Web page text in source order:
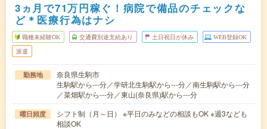
3ヵ月で71万円稼ぐ！病院で備品のチェックな
ど＊医療行為はナシ
職種未経験OK 交通費別途支給あり 土日祝日が休み WEB登録OK
派遣
勤務地
奈良県生駒市
生駒駅から---分／学研北生駒駅から---分／南生駒駅から---分
／菜畑駅から---分／東山(奈良県)駅から---分
曜日頻度
シフト制（月～日） ※平日のみなどの相談もOK ※週3なども
相談OK